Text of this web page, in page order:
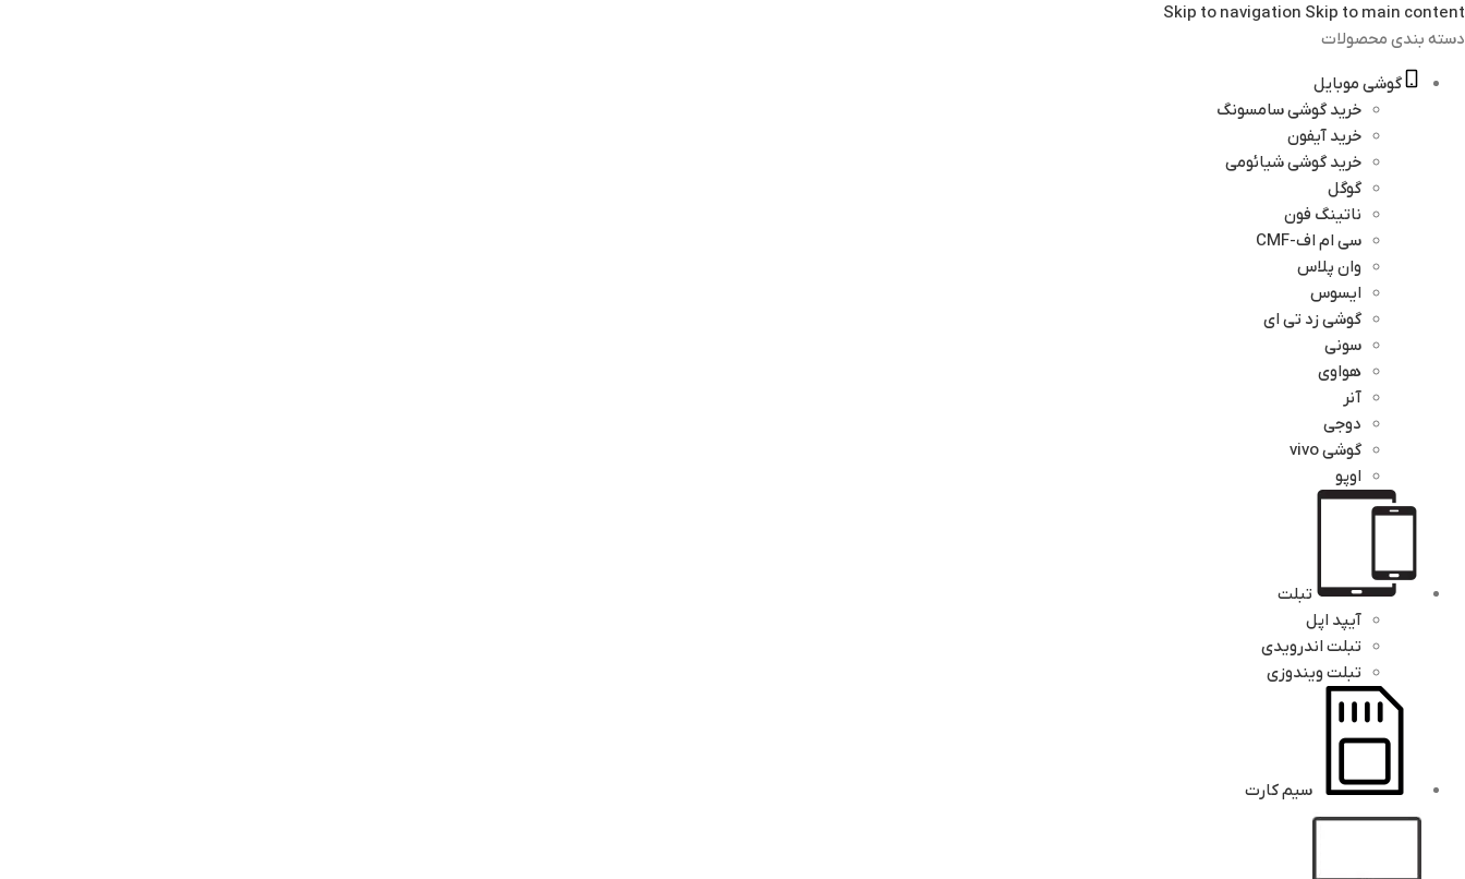
Skip to navigation Skip to main content
دسته بندی محصولات
گوشی موبایل
خرید گوشی سامسونگ
خرید آیفون
خرید گوشی شیائومی
گوگل
ناتینگ فون
سی ام اف-CMF
وان پلاس
ایسوس
گوشی زد تی ای
سونی
هواوی
آنر
دوجی
گوشی vivo
اوپو
تبلت
آیپد اپل
تبلت اندرویدی
تبلت ویندوزی
سیم کارت